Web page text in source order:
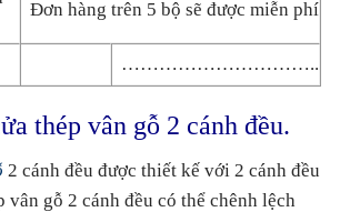
Đơn hàng trên 5 bộ sẽ được miễn phí
…………………………..
thép vân gỗ 2 cánh đều.
2 cánh đều được thiết kế với 2 cánh đều
vân gỗ 2 cánh đều có thể chênh lệch